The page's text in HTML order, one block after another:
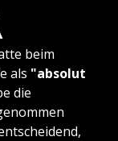
beim
als "absolut
die